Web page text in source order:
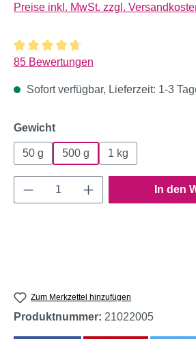
Preise inkl. MwSt. zzgl.
Durchschnittliche Bewertung von 4.8
85 Bewertungen
Sofort verfügbar, Lieferzeit: 1-3
Gewichtauswählen
50 g 500 g 1 kg
Produkt Anzahl: Gib den
In den
Zum Merkzettel hinzufügen
Produktnummer: 21022005